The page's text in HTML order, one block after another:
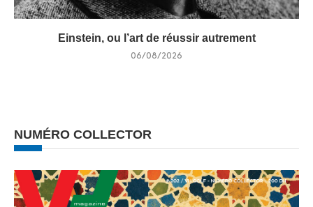
Einstein, ou l’art de réussir autrement
06/08/2026
NUMÉRO COLLECTOR